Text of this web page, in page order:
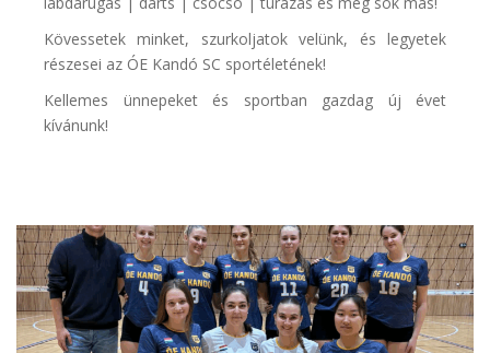
Kövessetek minket, szurkoljatok velünk, és legyetek
részesei az ÓE Kandó SC sportéletének!
Kellemes ünnepeket és sportban gazdag új évet
kívánunk!